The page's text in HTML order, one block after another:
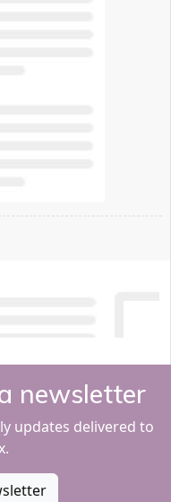
newsletter
updates delivered to